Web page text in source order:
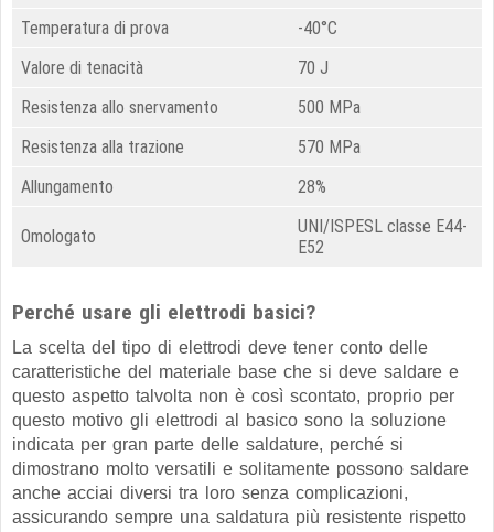
Temperatura di prova
-40°C
Valore di tenacità
70 J
Resistenza allo snervamento
500 MPa
Resistenza alla trazione
570 MPa
Allungamento
28%
Omologato
UNI/ISPESL classe E44-
E52
Perché usare gli elettrodi basici?
La scelta del tipo di elettrodi deve tener conto delle
caratteristiche del materiale base che si deve saldare e
questo aspetto talvolta non è così scontato, proprio per
questo motivo gli elettrodi al basico sono la soluzione
indicata per gran parte delle saldature, perché si
dimostrano molto versatili e solitamente possono saldare
anche acciai diversi tra loro senza complicazioni,
assicurando sempre una saldatura più resistente rispetto